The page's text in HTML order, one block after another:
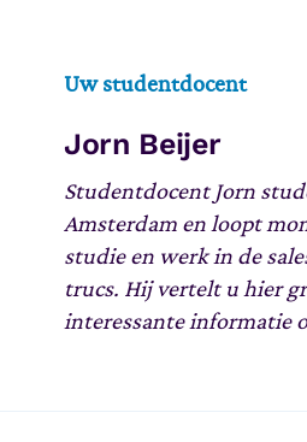
Uw studentdocent
Jorn Beijer
Studentdocent Jorn
Amsterdam en loopt
studie en werk in de
trucs. Hij vertelt u hier
interessante informatie